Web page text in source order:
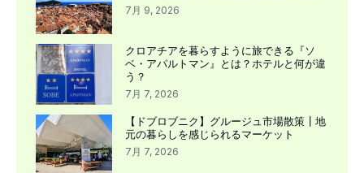
7月 9, 2026
クロアチアを暮らすように旅できる『ソ
ベ・アパルトマン』とは？ホテルと何が違
う？
7月 7, 2026
【ドブロブニク】グルージュ市場散策┃地
元の暮らしを感じられるマーケット
7月 7, 2026